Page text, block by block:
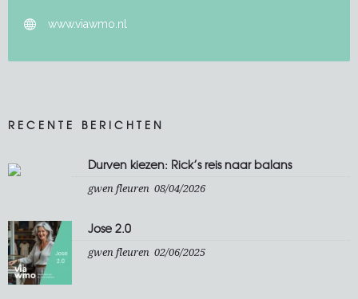
www.viawmo.nl
RECENTE BERICHTEN
Durven kiezen: Rick’s reis naar balans
gwen fleuren 08/04/2026
Jose 2.0
gwen fleuren 02/06/2025